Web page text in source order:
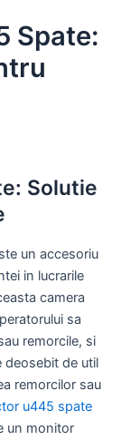
Spate:
Solutie
un accesoriu
in lucrarile
camera
sa
remorcile, si
deosebit de util
remorcilor sau
u445 spate
un monitor